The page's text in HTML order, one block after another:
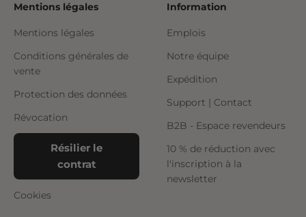
Mentions légales
Mentions légales
Conditions générales de
vente
Protection des données
Révocation
Résilier le
contrat
Cookies
Information
Emplois
Notre équipe
Expédition
Support | Contact
B2B - Espace revendeurs
10 % de réduction avec
l'inscription à la
newsletter